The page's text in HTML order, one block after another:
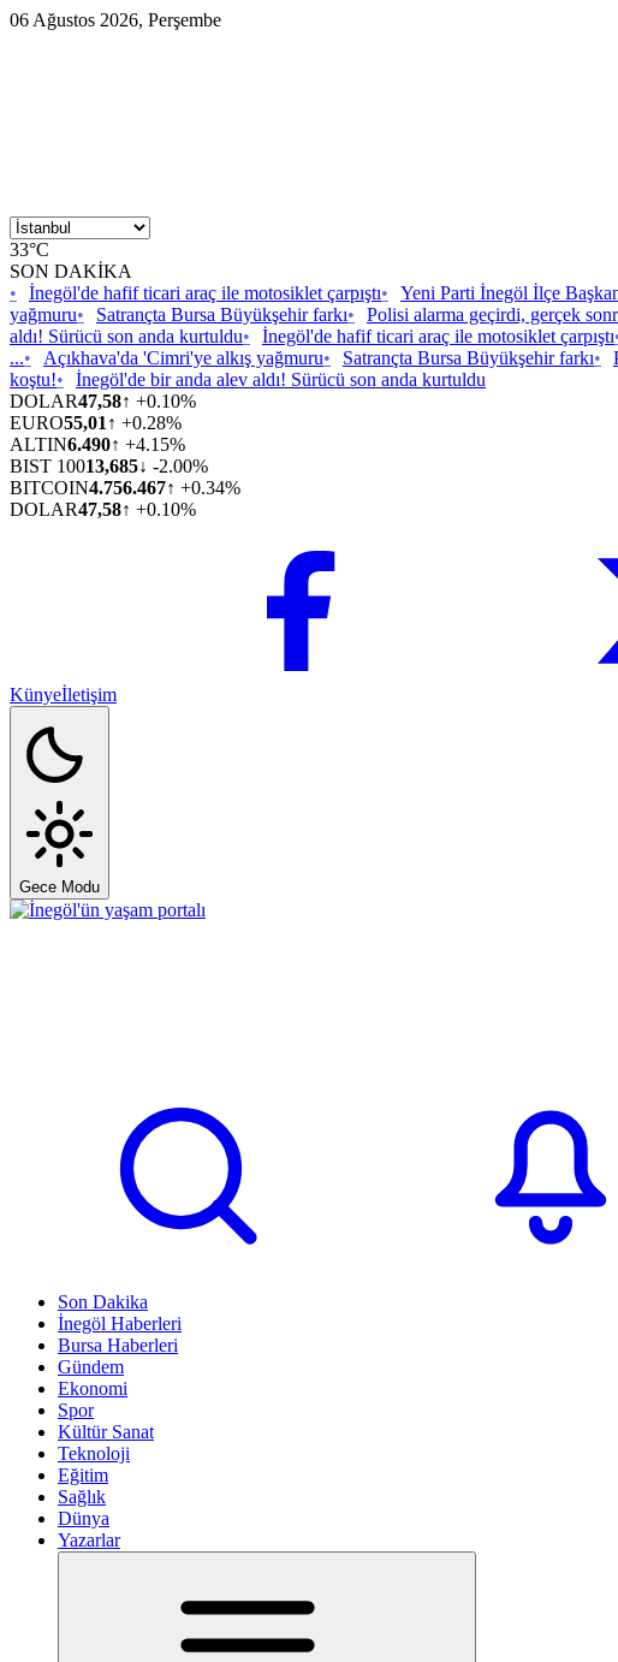
06 Ağustos 2026, Perşembe
33°C
SON DAKİKA
•
İnegöl'de hafif ticari araç ile motosiklet çarpıştı• Yeni Parti İnegöl İlçe
yağmuru• Satrançta Bursa Büyükşehir farkı• Polisi alarma geçirdi, gerçek
aldı! Sürücü son anda kurtuldu• İnegöl'de hafif ticari araç ile motosiklet çarpıştı
...• Açıkhava'da 'Cimri'ye alkış yağmuru• Satrançta Bursa Büyükşehir farkı•
koştu!•
İnegöl'de bir anda alev aldı! Sürücü son anda kurtuldu
DOLAR47,58↑ +0.10%
EURO55,01 ↑ +0.28%
ALTIN6.490↑ +4.15%
BIST 10013,685↓ -2.00%
BITCOIN4.756.467↑ +0.34%
DOLAR47,58↑ +0.10%
Künyeİletişim
Gece Modu
Son Dakika
İnegöl Haberleri
Bursa Haberleri
Gündem
Ekonomi
Spor
Kültür Sanat
Teknoloji
Eğitim
Sağlık
Dünya
Yazarlar